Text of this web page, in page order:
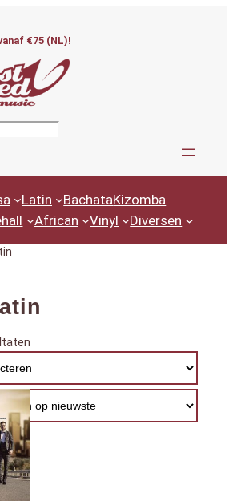
€75 (NL)!
Latin BachataKizomba
African Vinyl Diversen
Gesorteerd
nieuwste